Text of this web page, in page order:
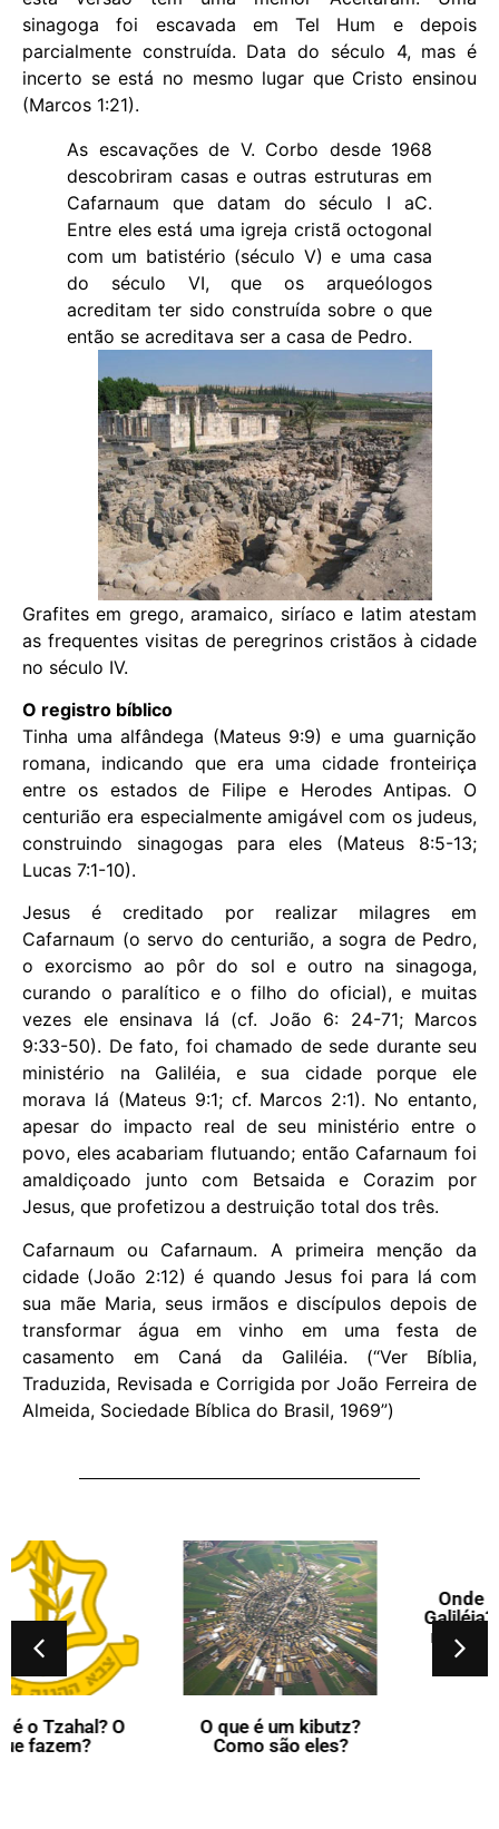
sinagoga foi escavada em Tel Hum e depois
parcialmente construída. Data do século 4, mas é
incerto se está no mesmo lugar que Cristo ensinou
(Marcos 1:21).
As escavações de V. Corbo desde 1968
descobriram casas e outras estruturas em
Cafarnaum que datam do século I aC.
Entre eles está uma igreja cristã octogonal
com um batistério (século V) e uma casa
do século VI, que os arqueólogos
acreditam ter sido construída sobre o que
então se acreditava ser a casa de Pedro.
Grafites em grego, aramaico, siríaco e latim atestam
as frequentes visitas de peregrinos cristãos à cidade
no século IV.
O registro bíblico
Tinha uma alfândega (Mateus 9:9) e uma guarnição
romana, indicando que era uma cidade fronteiriça
entre os estados de Filipe e Herodes Antipas. O
centurião era especialmente amigável com os judeus,
construindo sinagogas para eles (Mateus 8:5-13;
Lucas 7:1-10).
Jesus é creditado por realizar milagres em
Cafarnaum (o servo do centurião, a sogra de Pedro,
o exorcismo ao pôr do sol e outro na sinagoga,
curando o paralítico e o filho do oficial), e muitas
vezes ele ensinava lá (cf. João 6: 24-71; Marcos
9:33-50). De fato, foi chamado de sede durante seu
ministério na Galiléia, e sua cidade porque ele
morava lá (Mateus 9:1; cf. Marcos 2:1). No entanto,
apesar do impacto real de seu ministério entre o
povo, eles acabariam flutuando; então Cafarnaum foi
amaldiçoado junto com Betsaida e Corazim por
Jesus, que profetizou a destruição total dos três.
Cafarnaum ou Cafarnaum. A primeira menção da
cidade (João 2:12) é quando Jesus foi para lá com
sua mãe Maria, seus irmãos e discípulos depois de
transformar água em vinho em uma festa de
casamento em Caná da Galiléia. (“Ver Bíblia,
Traduzida, Revisada e Corrigida por João Ferreira de
Almeida, Sociedade Bíblica do Brasil, 1969”)
O que é um kibutz?
Como são eles?
Onde fica o Mar da
Galiléia? O que a Biblia
menciona sobre ele?